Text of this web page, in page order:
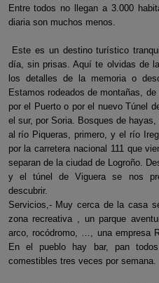
Entre todos no llegan a 3.000
diaria son muchos menos.
Este es un destino turístico
día, sin prisas. Aquí te olvidas de
los detalles de la memoria o
Estamos rodeados de montañas,
por el Puerto o por el nuevo Túnel
el sur, por Soria. Bosques de
al río Piqueras, primero, y el río
por la carretera nacional 111 que
separan de la ciudad de Logroño.
y el túnel de Viguera se nos
descubrir.
Servicios,- Muy cerca de la casa
zona recreativa , un parque
arco, rocódromo, …, una empresa
En el pueblo hay bar, pan
comestibles tres veces por semana.